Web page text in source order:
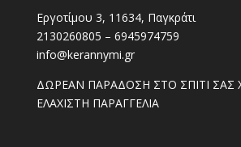
Εργοτίμου 3, 11634, Παγκράτι
2130260805 – 6945974759
info@kerannymi.gr
ΔΩΡΕΑΝ ΠΑΡΑΔΟΣΗ ΣΤΟ ΣΠΙΤΙ ΣΑΣ
ΕΛΑΧΙΣΤΗ ΠΑΡΑΓΓΕΛΙΑ